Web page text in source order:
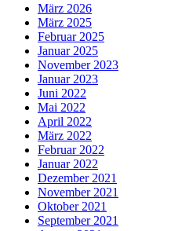
März 2026
März 2025
Februar 2025
Januar 2025
November 2023
Januar 2023
Juni 2022
Mai 2022
April 2022
März 2022
Februar 2022
Januar 2022
Dezember 2021
November 2021
Oktober 2021
September 2021